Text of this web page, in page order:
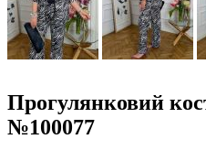
Прогулянковий
№100077